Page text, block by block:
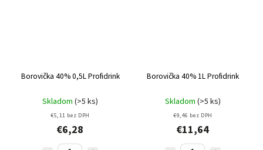
Borovička 40% 0,5L Profidrink
Skladom (>5 ks)
€5,11 bez DPH
€6,28
Borovička 40% 1L Profidrink
Skladom (>5 ks)
€9,46 bez DPH
€11,64